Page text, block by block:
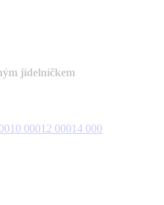
jídelníčkem
10 00012 00014 000